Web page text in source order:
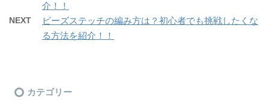
介！！
NEXT
ビーズステッチの編み方は？初心者でも挑戦したくな
る方法を紹介！！
カテゴリー